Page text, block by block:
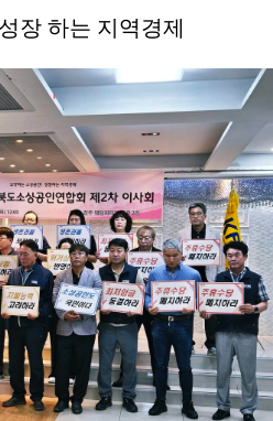
장 하는 지역경제